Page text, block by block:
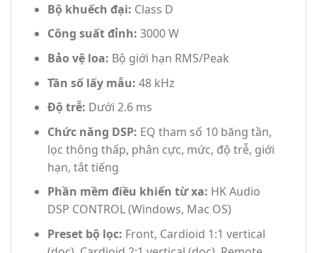
Bộ khuếch đại: Class D
Công suất đỉnh: 3000 W
Bảo vệ loa: Bộ giới hạn RMS/Peak
Tần số lấy mẫu: 48 kHz
Độ trễ: Dưới 2.6 ms
Chức năng DSP: EQ tham số 10 băng tần,
lọc thông thấp, phân cực, mức, độ trễ, giới
hạn, tắt tiếng
Phần mềm điều khiển từ xa: HK Audio
DSP CONTROL (Windows, Mac OS)
Preset bộ lọc: Front, Cardioid 1:1 vertical